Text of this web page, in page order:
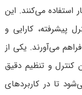
می‌کنند. این
پیشرفته، کارایی و
می‌آورند. یکی از
کنترل و تنظیم دقیق
تا در کاربردهای